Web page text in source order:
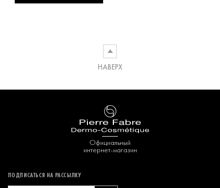
НАВЕРХ
ПОДПИСАТЬСЯ НА РАССЫЛКУ
Официальный
интернет-магазин